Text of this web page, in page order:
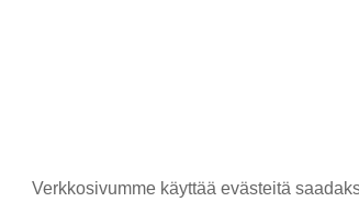
Verkkosivumme käyttää evästeitä